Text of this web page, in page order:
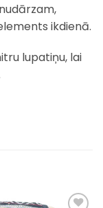
ikdienā.
lupatiņu, lai